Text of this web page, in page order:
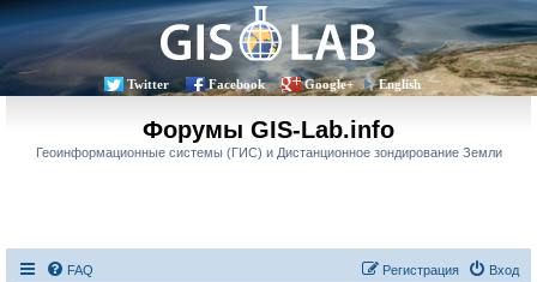
Twitter Facebook Google+ English
Форумы GIS-Lab.info
Геоинформационные системы (ГИС) и Дистанционное зондирование Земли
FAQ Вход
Регистрация